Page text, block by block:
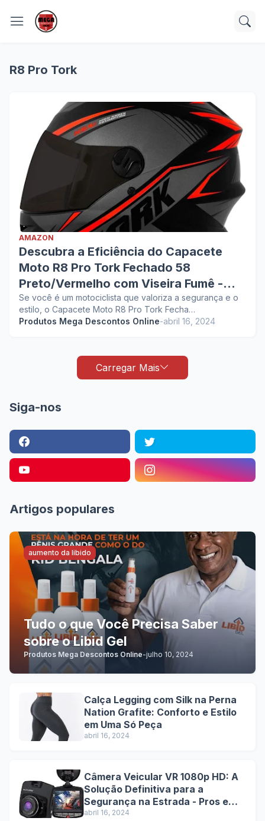
R8 Pro Tork
AMAZON
Descubra a Eficiência do Capacete
Moto R8 Pro Tork Fechado 58
Preto/Vermelho com Viseira Fumê -
Pros e Contras
Se você é um motociclista que valoriza a segurança e o
estilo, o Capacete Moto R8 Pro Tork Fecha…
Produtos Mega Descontos Online-abril 16, 2024
Carregar Mais
Siga-nos
Artigos populares
aumento da libido
Tudo o que Você Precisa Saber
sobre o Libid Gel
Produtos Mega Descontos Online-julho 10, 2024
Calça Legging com Silk na Perna
Nation Grafite: Conforto e Estilo
em Uma Só Peça
abril 16, 2024
Câmera Veicular VR 1080p HD: A
Solução Definitiva para a
Segurança na Estrada - Pros e
Contras
abril 16, 2024